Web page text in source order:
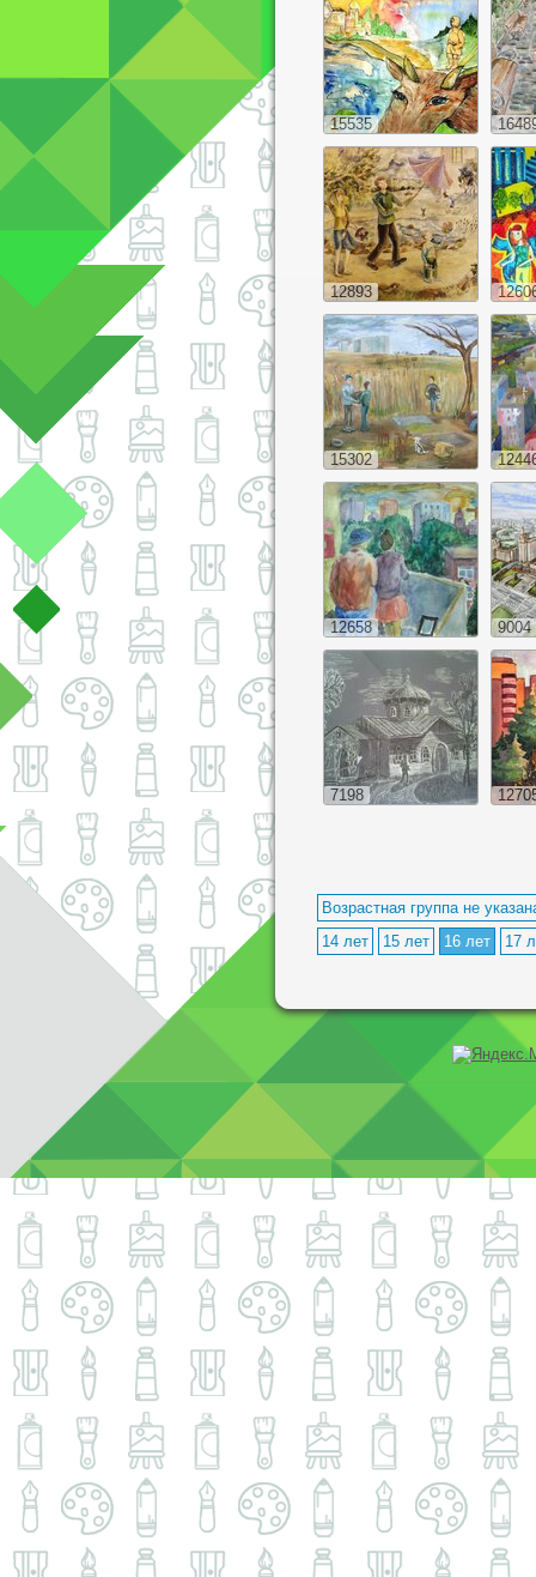
15535
12893
15302
12658 9004
7198
Возрастная группа не
14 лет
15 лет 16 лет 17